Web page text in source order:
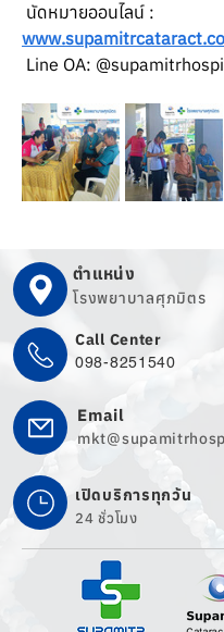
นัดหมายออนไลน์ :
Line OA:
ตำแหน่ง
โรงพยาบาลศุภมิตร
Call Center
098-8251540
Email
เปิดบริการทุกวัน
24 ชั่วโมง